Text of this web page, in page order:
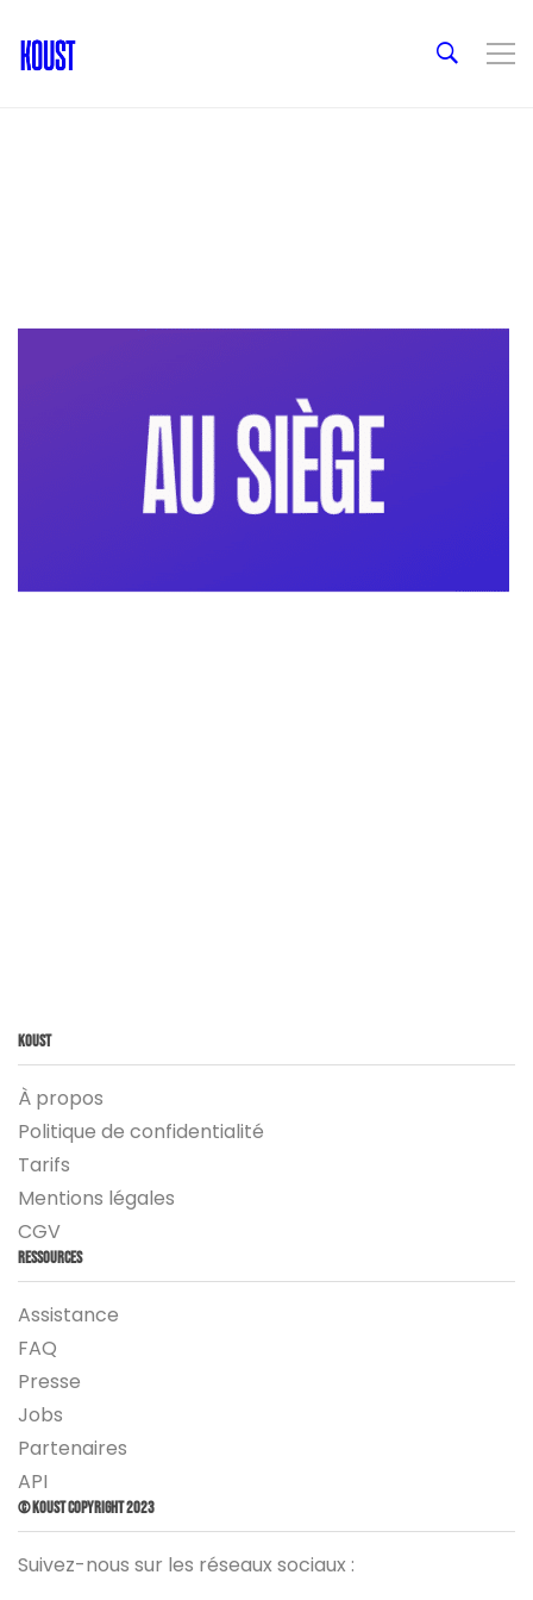
Koust
À propos
Politique de confidentialité
Tarifs
Mentions légales
CGV
Ressources
Assistance
FAQ
Presse
Jobs
Partenaires
API
© Koust Copyright 2023
Suivez-nous sur les réseaux sociaux :